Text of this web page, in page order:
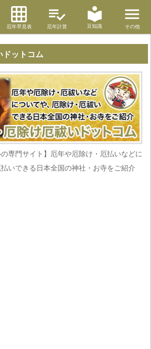
厄年早見表 厄年計算 豆知識 その他
ドットコム
の専門サイト】厄年や厄除け・厄払いなどに
いできる日本全国の神社・お寺をご紹介